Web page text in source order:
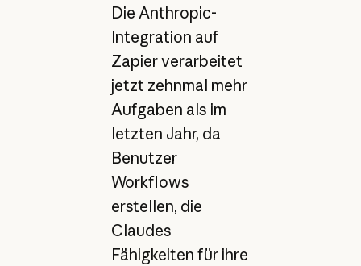
Die Anthropic-
Integration auf
Zapier verarbeitet
jetzt zehnmal mehr
Aufgaben als im
letzten Jahr, da
Benutzer
Workflows
erstellen, die
Claudes
Fähigkeiten für ihre